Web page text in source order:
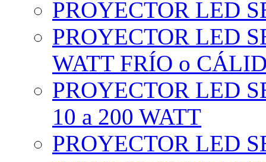
PROYECTOR LED
PROYECTOR LED
WATT FRÍO o
PROYECTOR LED
10 a 200 WATT
PROYECTOR LED